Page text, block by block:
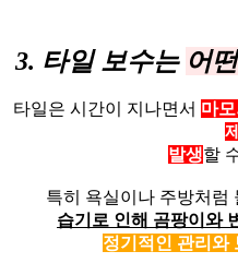
3. 타일 보수는 어
타일은 시간이 지나면서 마
발생할
특히 욕실이나 주방처럼
습기로 인해 곰팡이와
정기적인 관리와